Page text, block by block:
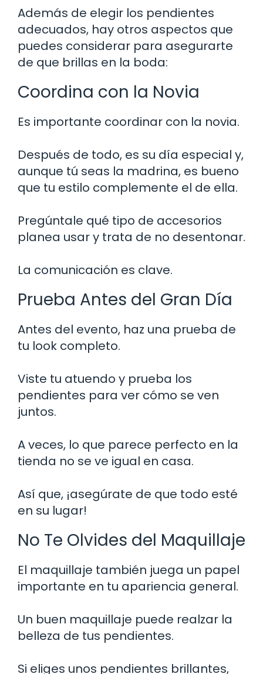
Además de elegir los pendientes
adecuados, hay otros aspectos que
puedes considerar para asegurarte
de que brillas en la boda:
Coordina con la Novia
Es importante coordinar con la novia.
Después de todo, es su día especial y,
aunque tú seas la madrina, es bueno
que tu estilo complemente el de ella.
Pregúntale qué tipo de accesorios
planea usar y trata de no desentonar.
La comunicación es clave.
Prueba Antes del Gran Día
Antes del evento, haz una prueba de
tu look completo.
Viste tu atuendo y prueba los
pendientes para ver cómo se ven
juntos.
A veces, lo que parece perfecto en la
tienda no se ve igual en casa.
Así que, ¡asegúrate de que todo esté
en su lugar!
No Te Olvides del Maquillaje
El maquillaje también juega un papel
importante en tu apariencia general.
Un buen maquillaje puede realzar la
belleza de tus pendientes.
Si eliges unos pendientes brillantes,